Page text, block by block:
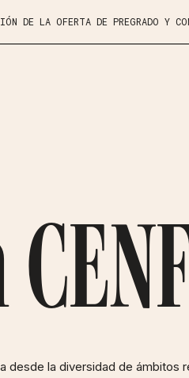
DE LA OFERTA DE PREGRADO Y
desde la diversidad de